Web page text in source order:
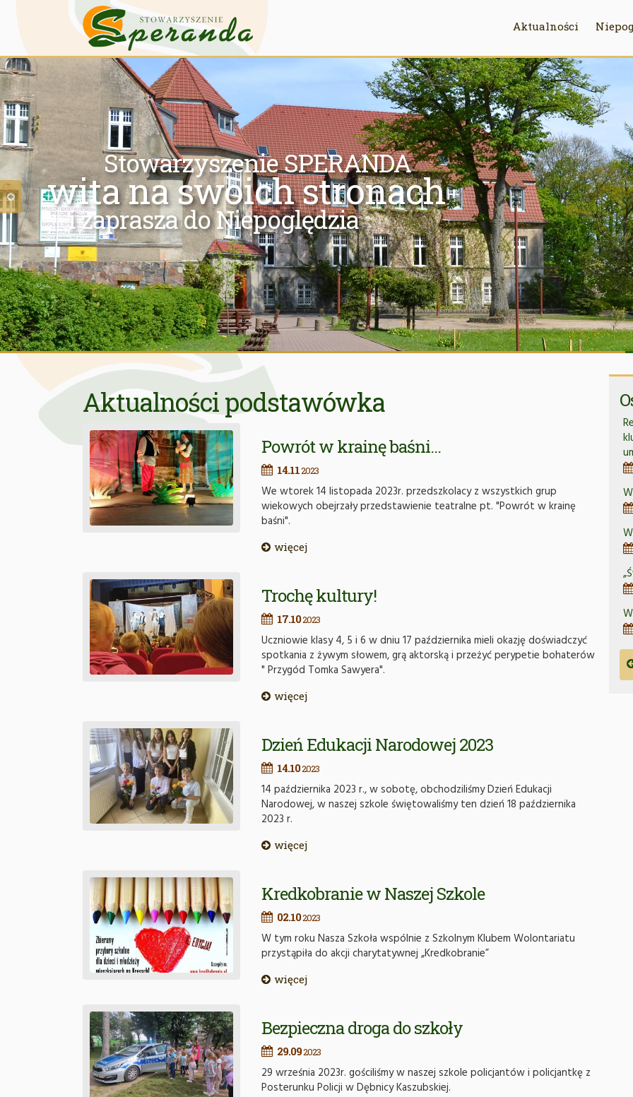
Aktualności
Stowarzyszenie SPERANDA
wita na swoich stronach
i zaprasza do Niepoględzia
Aktualności podstawówka
Powrót w krainę baśni…
14.112023
We wtorek 14 listopada 2023r. przedszkolacy z wszystkich grup
wiekowych obejrzały przedstawienie teatralne pt. "Powrót w krainę
baśni".
więcej
Trochę kultury!
17.102023
Uczniowie klasy 4, 5 i 6 w dniu 17 października mieli okazję doświadczyć
spotkania z żywym słowem, grą aktorską i przeżyć perypetie bohaterów
" Przygód Tomka Sawyera".
więcej
Dzień Edukacji Narodowej 2023
14.102023
14 października 2023 r., w sobotę, obchodziliśmy Dzień Edukacji
Narodowej, w naszej szkole świętowaliśmy ten dzień 18 października
2023 r.
więcej
Kredkobranie w Naszej Szkole
02.102023
W tym roku Nasza Szkoła wspólnie z Szkolnym Klubem Wolontariatu
przystąpiła do akcji charytatywnej „Kredkobranie”
więcej
Bezpieczna droga do szkoły
29.092023
29 września 2023r. gościliśmy w naszej szkole policjantów i policjantkę z
Posterunku Policji w Dębnicy Kaszubskiej.